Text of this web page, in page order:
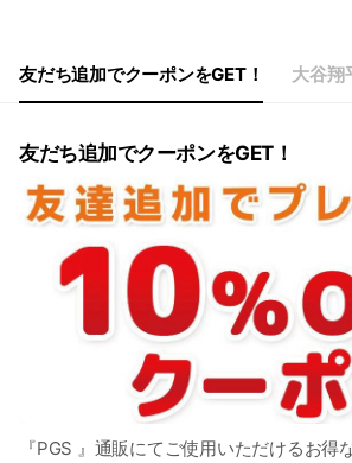
友だち追加でクーポンをGET！ 大谷翔
友だち追加でクーポンをGET！
『PGS 』通販にてご使用いただけるお得